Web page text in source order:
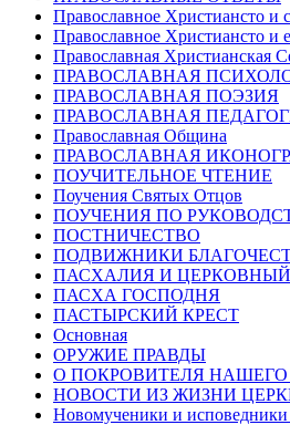
Православное Христиансто и
Православное Христиансто и
Православная Христианская
ПРАВОСЛАВНАЯ
ПРАВОСЛАВНАЯ ПОЭЗИЯ
ПРАВОСЛАВНАЯ
Православная Община
ПРАВОСЛАВНАЯ
ПОУЧИТЕЛЬНОЕ ЧТЕНИЕ
Поучения Святых Отцов
ПОУЧЕНИЯ ПО
ПОСТНИЧЕСТВО
ПОДВИЖНИКИ
ПАСХАЛИЯ И
ПАСХА ГОСПОДНЯ
ПАСТЫРСКИЙ КРЕСТ
Основная
ОРУЖИЕ ПРАВДЫ
О ПОКРОВИТЕЛЯ НАШЕГО
НОВОСТИ ИЗ ЖИЗНИ
Новомученики и исповедники